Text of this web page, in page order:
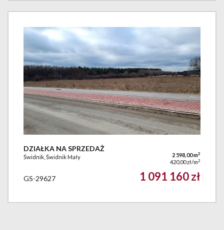
DZIAŁKA NA SPRZEDAŻ
Świdnik, Świdnik Mały 2 598,00 m2
420,00 zł/m2
GS-29627 1 091 160 zł